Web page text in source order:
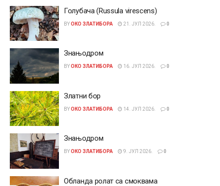
Голубача (Russula virescens)
BYОКО ЗЛАТИБОРА 21. ЈУЛ 2026. 0
Знањодром
BYОКО ЗЛАТИБОРА 16. ЈУЛ 2026. 0
Златни бор
BYОКО ЗЛАТИБОРА 14. ЈУЛ 2026. 0
Знањодром
BYОКО ЗЛАТИБОРА 9. ЈУЛ 2026. 0
Обланда ролат са смоквама